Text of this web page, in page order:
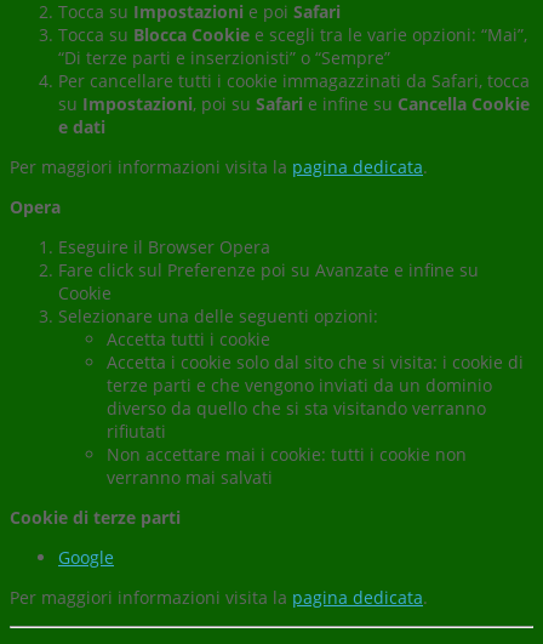
Tocca su Impostazioni e poi Safari
Tocca su Blocca Cookie e scegli tra le varie opzioni: “Mai”,
“Di terze parti e inserzionisti” o “Sempre”
Per cancellare tutti i cookie immagazzinati da Safari, tocca
su Impostazioni, poi su Safari e infine su Cancella Cookie
e dati
Per maggiori informazioni visita la pagina dedicata.
Opera
Eseguire il Browser Opera
Fare click sul Preferenze poi su Avanzate e infine su
Cookie
Selezionare una delle seguenti opzioni:
Accetta tutti i cookie
Accetta i cookie solo dal sito che si visita: i cookie di
terze parti e che vengono inviati da un dominio
diverso da quello che si sta visitando verranno
rifiutati
Non accettare mai i cookie: tutti i cookie non
verranno mai salvati
Cookie di terze parti
Google
Per maggiori informazioni visita la pagina dedicata.